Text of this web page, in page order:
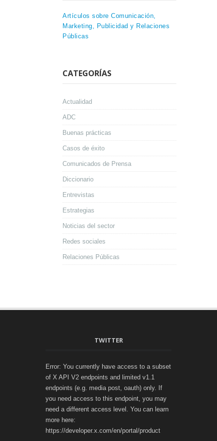
Artículos sobre Comunicación,
Marketing, Publicidad y Relaciones
Públicas
CATEGORÍAS
Actualidad
ADC
Buenas prácticas
Casos de éxito
Comunicados de Prensa
Diccionario
Entrevistas
Estrategias
Noticias del sector
Redes sociales
Relaciones Públicas
TWITTER
Error: You currently have access to a subset
of X API V2 endpoints and limited v1.1
endpoints (e.g. media post, oauth) only. If
you need access to this endpoint, you may
need a different access level. You can learn
more here:
https://developer.x.com/en/portal/product